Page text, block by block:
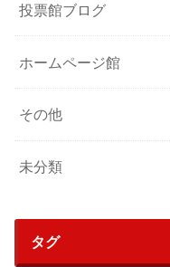
投票館ブログ
ホームページ館
その他
未分類
タグ